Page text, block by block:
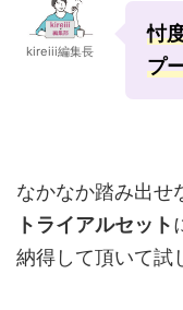
kireiii編集長
忖
プ
なかなか踏み出せ
トライアルセット
納得して頂いて試